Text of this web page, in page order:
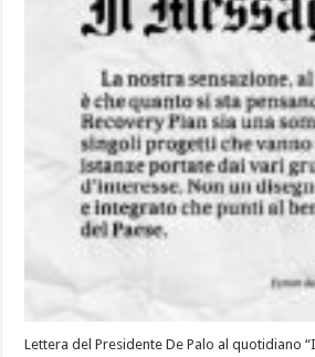
Lettera del Presidente De Palo al quotidiano